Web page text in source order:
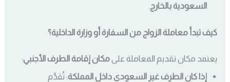
السعودية بالخارج
كيف تبدأ معاملة الزواج من السفارة أو وزارة الداخلية؟
يعتمد مكان تقديم المعاملة علىمكان إقامة الطرف الأجنبي:
إذا كان الطرف غير السعودي داخل المملكة: تُقدَّم